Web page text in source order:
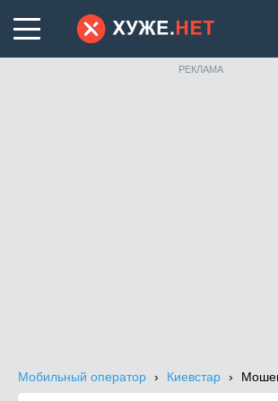
РЕКЛАМА
Мобильный оператор Киевстар